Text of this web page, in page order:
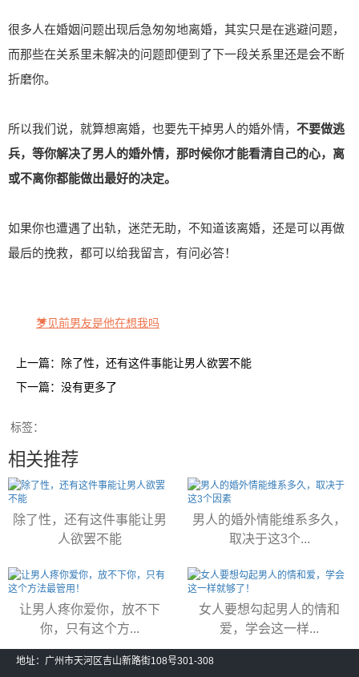
很多人在婚姻问题出现后急匆匆地离婚，其实只是在逃避问题，
而那些在关系里未解决的问题即便到了下一段关系里还是会不断
折磨你。
所以我们说，就算想离婚，也要先干掉男人的婚外情， 不要做逃
兵，等你解决了男人的婚外情，那时候你才能看清自己的心，离
或不离你都能做出最好的决定。
如果你也遭遇了出轨，迷茫无助，不知道该离婚，还是可以再做
最后的挽救，都可以给我留言，有问必答！
梦见前男友是他在想我吗
上一篇：除了性，还有这件事能让男人欲罢不能
下一篇：没有更多了
标签：
相关推荐
除了性，还有这件事能让男
人欲罢不能
男人的婚外情能维系多久，
取决于这3个...
让男人疼你爱你，放不下
你，只有这个方...
女人要想勾起男人的情和
爱，学会这一样...
地址：广州市天河区吉山新路街108号301-308